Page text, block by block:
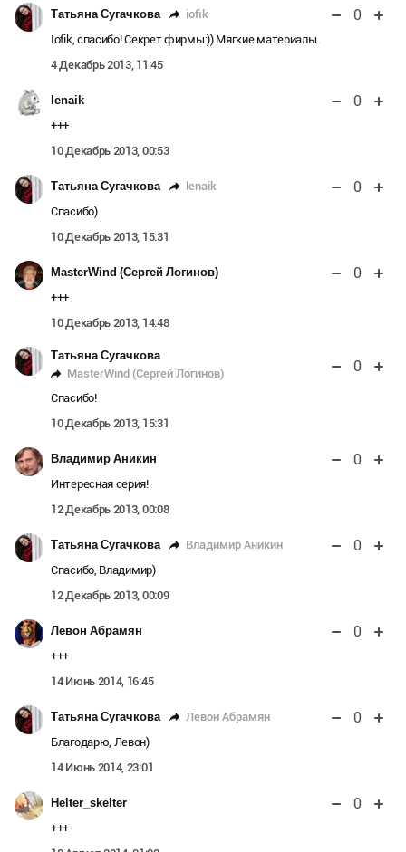
Татьяна Сугачкова iofik 0
Iofik, спасибо! Секрет фирмы:)) Мягкие материалы.
4 Декабрь 2013, 11:45
lenaik 0
+++
10 Декабрь 2013, 00:53
Татьяна Сугачкова lenaik 0
Спасибо)
10 Декабрь 2013, 15:31
MasterWind (Сергей Логинов) 0
+++
10 Декабрь 2013, 14:48
Татьяна Сугачкова
MasterWind (Сергей Логинов)
0
Спасибо!
10 Декабрь 2013, 15:31
Владимир Аникин 0
Интересная серия!
12 Декабрь 2013, 00:08
Татьяна Сугачкова Владимир Аникин 0
Спасибо, Владимир)
12 Декабрь 2013, 00:09
Левон Абрамян 0
+++
14 Июнь 2014, 16:45
Татьяна Сугачкова Левон Абрамян 0
Благодарю, Левон)
14 Июнь 2014, 23:01
Helter_skelter 0
+++